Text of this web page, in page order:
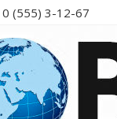
0 (555) 3-12-67